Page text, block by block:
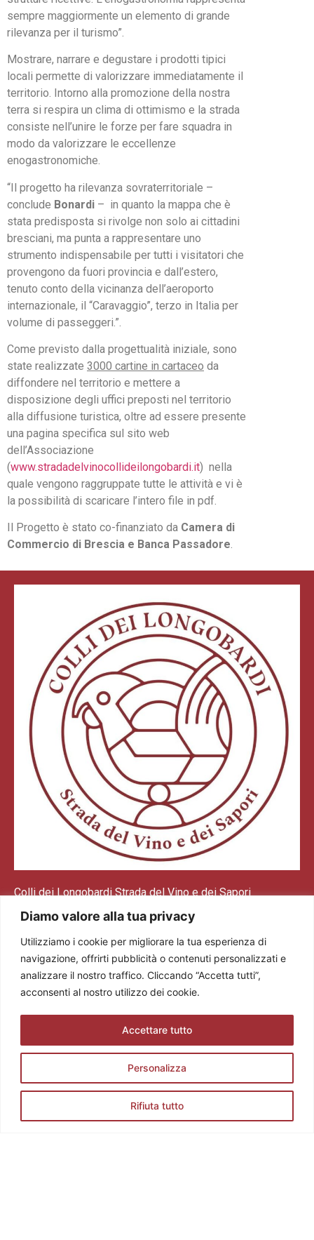
Diamo valore alla tua privacy
Utilizziamo i cookie per migliorare la tua esperienza di
navigazione, offrirti pubblicità o contenuti personalizzati e
analizzare il nostro traffico. Cliccando “Accetta tutti”,
acconsenti al nostro utilizzo dei cookie.
Personalizza
Rifiuta tutto
Accettare tutto
sempre maggiormente un elemento di grande
rilevanza per il turismo”.
Mostrare, narrare e degustare i prodotti tipici
locali permette di valorizzare immediatamente il
territorio. Intorno alla promozione della nostra
terra si respira un clima di ottimismo e la strada
consiste nell’unire le forze per fare squadra in
modo da valorizzare le eccellenze
enogastronomiche.
“Il progetto ha rilevanza sovraterritoriale –
conclude Bonardi – in quanto la mappa che è
stata predisposta si rivolge non solo ai cittadini
bresciani, ma punta a rappresentare uno
strumento indispensabile per tutti i visitatori che
provengono da fuori provincia e dall’estero,
tenuto conto della vicinanza dell’aeroporto
internazionale, il “Caravaggio”, terzo in Italia per
volume di passeggeri.”.
Come previsto dalla progettualità iniziale, sono
state realizzate 3000 cartine in cartaceo da
diffondere nel territorio e mettere a
disposizione degli uffici preposti nel territorio
alla diffusione turistica, oltre ad essere presente
una pagina specifica sul sito web
dell’Associazione
(www.stradadelvinocollideilongobardi.it) nella
quale vengono raggruppate tutte le attività e vi è
la possibilità di scaricare l’intero file in pdf.
Il Progetto è stato co-finanziato da Camera di
Commercio di Brescia e Banca Passadore.
Colli dei Longobardi Strada del Vino e dei Sapori
Via Tommaseo, 2/a 25128 Brescia (BS)
E-mail: info@stradadelvinocollideilongobardi.it
Pec: sdvcollideilongobardi@pec.it
Cod. Fisc. e P. IVA 03602300174
Codice REA: BS521883